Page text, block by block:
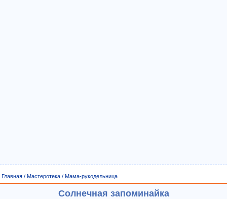
Главная / Мастеротека / Мама-рукодельница
Солнечная запоминайка